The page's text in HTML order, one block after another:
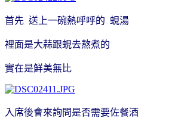
首先 送上一碗熱呼呼的 蜆湯
裡面是大蒜跟蜆去熬煮的
實在是鮮美無比
入席後會來詢問是否需要佐餐酒